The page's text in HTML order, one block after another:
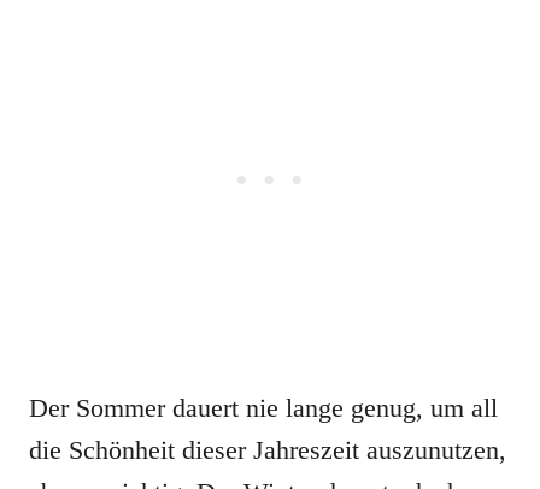
Der Sommer dauert nie lange genug, um all
die Schönheit dieser Jahreszeit auszunutzen,